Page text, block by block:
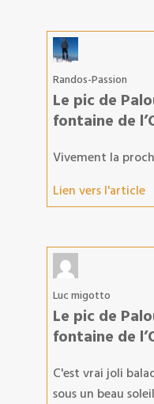
Randos-Passion
Le pic de
fontaine de
Vivement la
Lien vers l'article
Luc migotto
Le pic de
fontaine de
C'est vrai joli
sous un beau